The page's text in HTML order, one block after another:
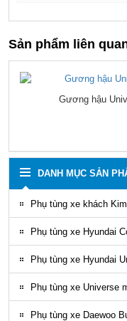
Sản phẩm liên
BÓNG
DANH MỤC SẢN
Phụ tùng xe khách
Phụ tùng xe Hyundai
Phụ tùng vỏ xe County
Phụ kiện ghế county
Gioăng County
Phụ tùng xe Hyundai
Phụ tùng xe Universe
Phụ tùng xe Daewoo